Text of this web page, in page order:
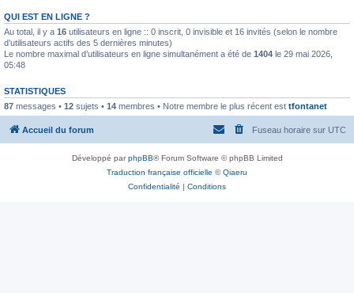
QUI EST EN LIGNE ?
Au total, il y a 16 utilisateurs en ligne :: 0 inscrit, 0 invisible et 16 invités (selon le nombre
d’utilisateurs actifs des 5 dernières minutes)
Le nombre maximal d’utilisateurs en ligne simultanément a été de 1404 le 29 mai 2026,
05:48
STATISTIQUES
87 messages • 12 sujets • 14 membres • Notre membre le plus récent est tfontanet
Accueil du forum Fuseau horaire sur UTC
Développé parphpBB® Forum Software © phpBB Limited
Traduction française officielle ©Qiaeru
Confidentialité | Conditions